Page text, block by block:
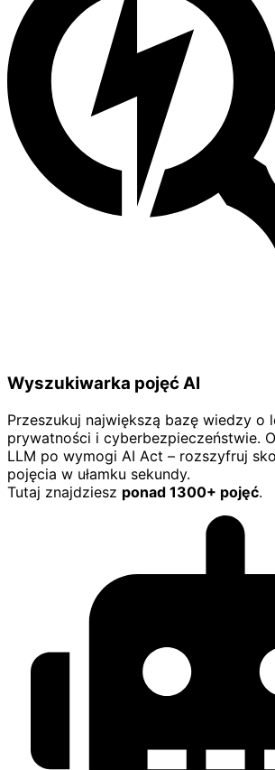
Wyszukiwarka pojęć AI
Przeszukuj największą bazę wiedzy o
prywatności i cyberbezpieczeństwie.
LLM po wymogi AI Act – rozszyfruj
pojęcia w ułamku sekundy.
Tutaj znajdziesz ponad 1300+ pojęć.